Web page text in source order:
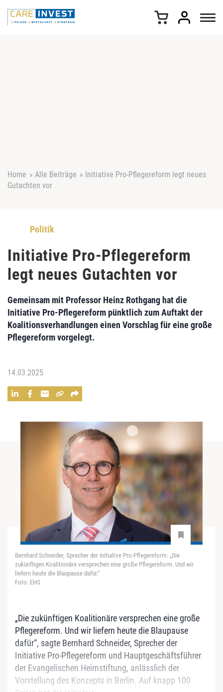
Home » Alle Beiträge » Initiative Pro-Pflegereform legt neues
Gutachten vor
Politik
Initiative Pro-Pflegereform
legt neues Gutachten vor
Gemeinsam mit Professor Heinz Rothgang hat die
Initiative Pro-Pflegereform pünktlich zum Auftakt der
Koalitionsverhandlungen einen Vorschlag für eine große
Pflegereform vorgelegt.
14.03.2025
Bernhard Schneider, Sprecher der Initiative Pro-Pflegereform: „Die
zukünftigen Koalitionäre versprechen eine große Pflegereform. Und wir
liefern heute die Blaupause dafür.“
Foto: EHS
„Die zukünftigen Koalitionäre versprechen eine große
Pflegereform. Und wir liefern heute die Blaupause
dafür“, sagte Bernhard Schneider, Sprecher der
Initiative Pro-Pflegereform und Hauptgeschäftsführer
der Evangelischen Heimstiftung, anlässlich der
Vorstellung des Konzepts in Berlin. Auf knapp 100